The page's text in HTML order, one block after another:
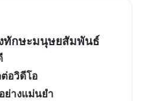
ทักษะมนุษยสัมพันธ์
อวิดีโอ
ย่างแม่นยำ